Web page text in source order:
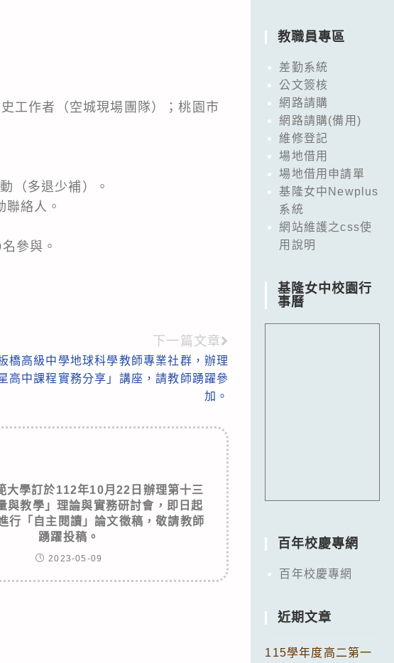
工作者（空城現場團隊）；桃園市
（多退少補）。
絡人。
參與。
下一篇文章
橋高級中學地球科學教師專業社群，辦理
高中課程實務分享」講座，請教師踴躍參
加。
大學訂於112年10月22日辦理第十三
與教學」理論與實務研討會，即日起
行「自主閱讀」論文徵稿，敬請教師
踴躍投稿。
2023-05-09
教職員專區
差勤系統
公文簽核
網路請購
網路請購(備用)
維修登記
場地借用
場地借用申請單
基隆女中Newplus
系統
網站維護之css使
用說明
基隆女中校園行
事曆
百年校慶專網
百年校慶專網
近期文章
115學年度高二第一